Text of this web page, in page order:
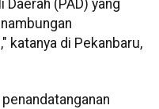
(PAD) yang
katanya di Pekanbaru,